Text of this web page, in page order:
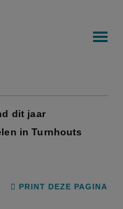
dit jaar
in Turnhouts
PRINT DEZE PAGINA